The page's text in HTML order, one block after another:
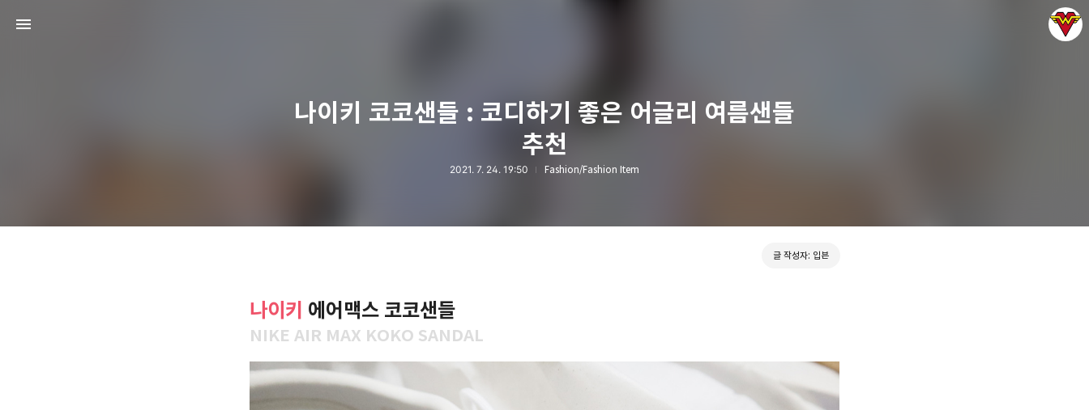
나이키 코코샌들 : 코디하기 좋은 어글리 여름샌들
추천
2021. 7. 24. 19:50 Fashion/Fashion Item
글 작성자: 입븐
나이키 에어맥스 코코샌들
NIKE AIR MAX KOKO SANDAL